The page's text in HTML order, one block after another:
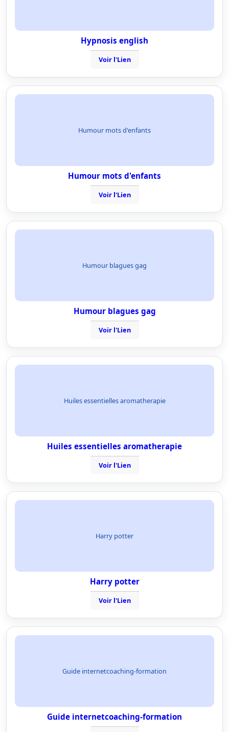
Hypnosis english
Voir l'Lien
Humour mots d'enfants
Humour mots d'enfants
Voir l'Lien
Humour blagues gag
Humour blagues gag
Voir l'Lien
Huiles essentielles aromatherapie
Huiles essentielles aromatherapie
Voir l'Lien
Harry potter
Harry potter
Voir l'Lien
Guide internetcoaching-formation
Guide internetcoaching-formation